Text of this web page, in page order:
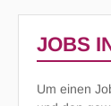
JOBS
Um einen